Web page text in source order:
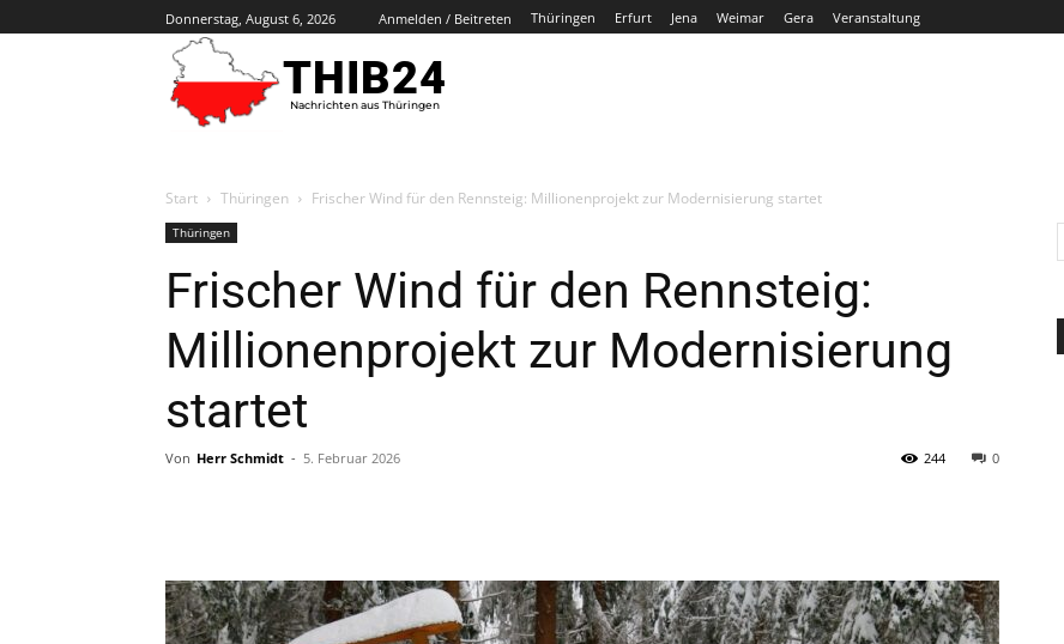
Donnerstag, August 6, 2026 Anmelden / Beitreten Thüringen Erfurt Jena Weimar Gera Veranstaltung
THIB24
Nachrichten aus Thüringen
Start Thüringen Frischer Wind für den Rennsteig: Millionenprojekt zur Modernisierung startet
Thüringen
Frischer Wind für den Rennsteig:
Millionenprojekt zur Modernisierung
startet
Von Herr Schmidt - 5. Februar 2026 0
244